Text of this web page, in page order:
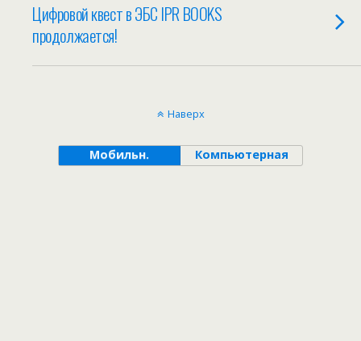
Цифровой квест в ЭБС IPR BOOKS
продолжается!
Наверх
Мобильн. Компьютерная